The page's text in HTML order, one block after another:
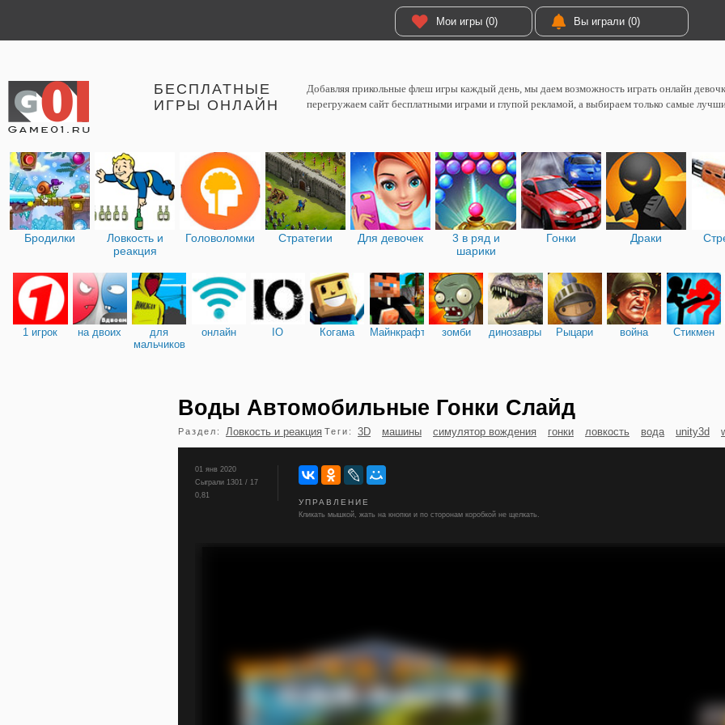
Мои игры (0) Вы играли (0)
БЕСПЛАТНЫЕ
ИГРЫ ОНЛАЙН
Добавляя прикольные флеш игры каждый день, мы даем возможность играть онлайн
перегружаем сайт бесплатными играми и глупой рекламой, а выбираем только самые
Бродилки
Ловкость и
реакция
Головоломки Стратегии Для девочек
3 в ряд и
шарики
Гонки Драки
1 игрок на двоих
для
мальчиков
онлайн IO Когама Майнкрафт зомби динозавры Рыцари война Стикмен
Воды Автомобильные Гонки Слайд
Раздел: Ловкость и реакция Теги: 3D машины симулятор вождения гонки ловкость вода unity3d
01 янв 2020
Сыграли 1301 / 17
0,81
УПРАВЛЕНИЕ
Кликать мышкой, жать на кнопки и по сторонам коробкой не щелкать.